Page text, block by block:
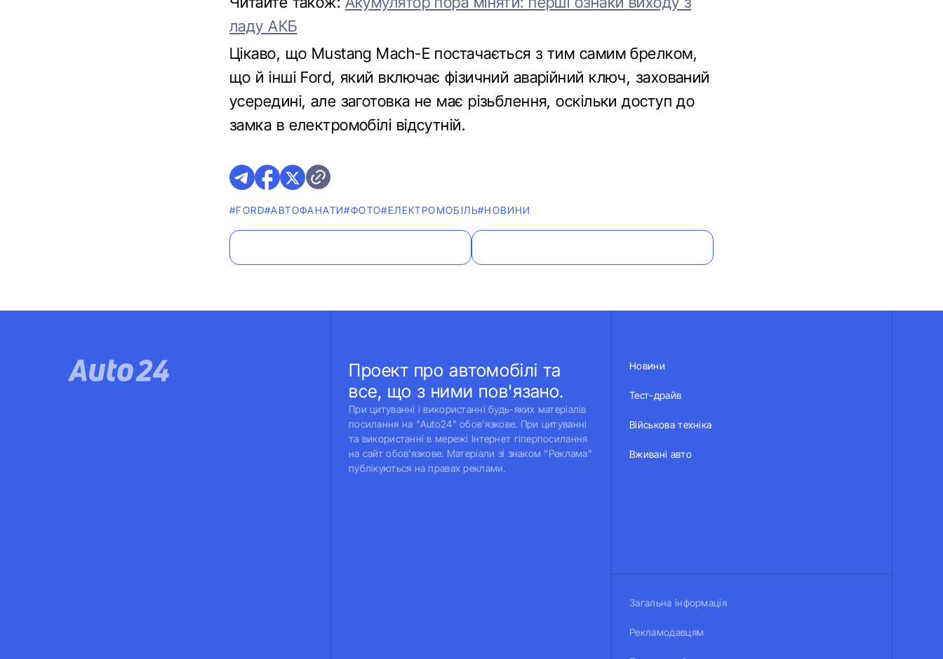
ладу АКБ
Цікаво, що Mustang Mach-E постачається з тим самим брелком,
що й інші Ford, який включає фізичний аварійний ключ, захований
усередині, але заготовка не має різьблення, оскільки доступ до
замка в електромобілі відсутній.
#FORD#АВТОФАНАТИ#ФОТО#ЕЛЕКТРОМОБІЛЬ#НОВИНИ
Проект про автомобілі та
все, що з ними пов'язано.
При цитуванні і використанні будь-яких матеріалів
посилання на "Auto24" обов'язкове. При цитуванні
та використанні в мережі Інтернет гіперпосилання
на сайт обов'язкове. Матеріали зі знаком "Реклама"
публікуються на правах реклами.
Новини
Тест-драйв
Військова техніка
Вживані авто
Загальна інформація
Рекламодавцям